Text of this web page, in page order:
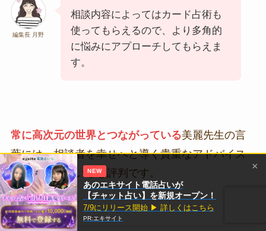
編集長 月野
相談内容によってはカード占術も
使ってもらえるので、より多角的
に悩みにアプローチしてもらえま
す。
常に高次元の世界とつながっている美麗先生の言
葉には、相談者を幸せへと導く貴重なアドバイス
が込められていると評判です。
NEW
あのエキサイト電話占いが
【チャット占い】を新規オープン！
7/9にリリース開始 ▶ 詳しくはこちら
PR:エキサイト
×